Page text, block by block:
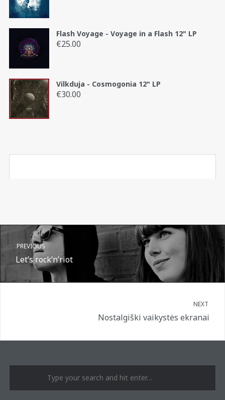
€45.00
Flash Voyage - Voyage in a Flash 12" LP
€25.00
Vilkduja - Cosmogonia 12" LP
€30.00
A post shared by Suru.lt - music multiactivity (@surufortherecord)
PREVIOUS
Let’s rock’n’riot
NEXT
Nostalgiški vaikystės ekranai